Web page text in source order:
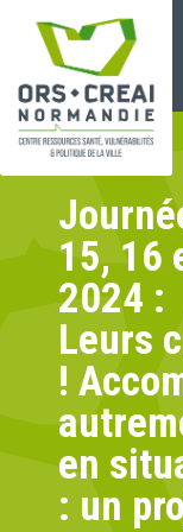
15, 16
2024 :
Leurs
!
en
: un
Panneau de gestion